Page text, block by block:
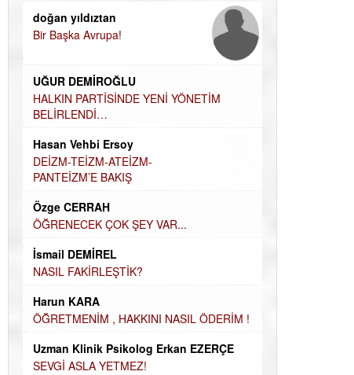
doğan yıldıztan
Bir Başka Avrupa!
UĞUR DEMİROĞLU
HALKIN PARTİSİNDE YENİ YÖNETİM
BELİRLENDİ…
Hasan Vehbi Ersoy
DEİZM-TEİZM-ATEİZM-
PANTEİZM’E BAKIŞ
Özge CERRAH
ÖĞRENECEK ÇOK ŞEY VAR...
İsmail DEMİREL
NASIL FAKİRLEŞTİK?
Harun KARA
ÖDERİM !